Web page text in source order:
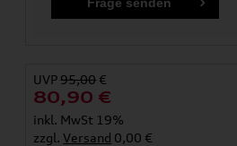
UVP95,00 €
80,90 €
inkl. MwSt 19%
zzgl.Versand 0,00 €